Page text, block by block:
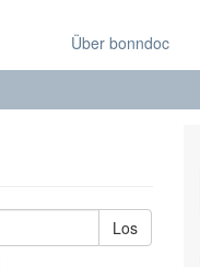
Über bonndoc
Los